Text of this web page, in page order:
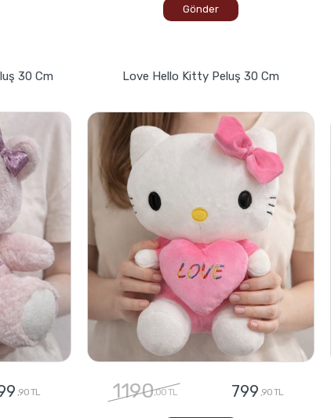
Gönder
30 Cm
,90 TL
Love Hello Kitty Peluş 30 Cm
1190,00 TL 799 ,90 TL